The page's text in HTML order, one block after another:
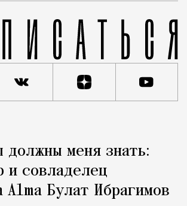
должны меня знать:
и совладелец
Alma Булат Ибрагимов